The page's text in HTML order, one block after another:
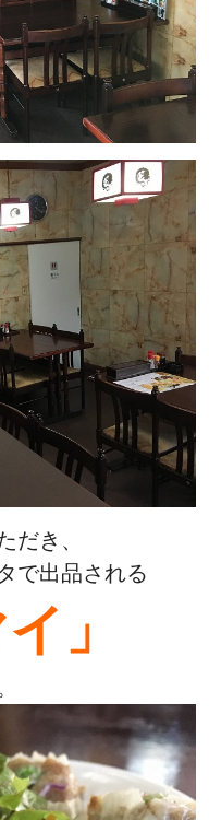
だき、
で出品される
」